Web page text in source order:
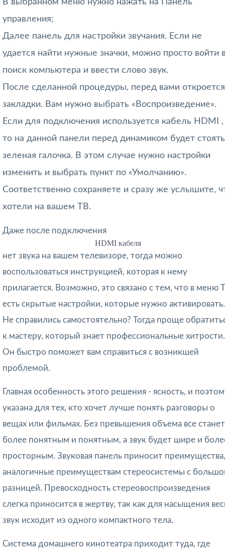
В выбранном меню нужно нажать на Панель
управления;
Далее панель для настройки звучания. Если не
удается найти нужные значки, можно просто войти
поиск компьютера и ввести слово звук.
После сделанной процедуры, перед вами
закладки. Вам нужно выбрать «Воспроизведение».
Если для подключения используется кабель HDMI ,
то на данной панели перед динамиком будет стоять
зеленая галочка. В этом случае нужно настройки
изменить и выбрать пункт по «Умолчанию».
Соответственно сохраняете и сразу же услышите,
хотели на вашем ТВ.
Даже после подключения
HDMI кабеля
нет звука на вашем телевизоре, тогда можно
воспользоваться инструкцией, которая к нему
прилагается. Возможно, это связано с тем, что в меню
есть скрытые настройки, которые нужно активировать.
Не справились самостоятельно? Тогда проще
к мастеру, который знает профессиональные хитрости.
Он быстро поможет вам справиться с возникшей
проблемой.
Главная особенность этого решения - ясность, и
указана для тех, кто хочет лучше понять разговоры о
вещах или фильмах. Без превышения объема все станет
более понятным и понятным, а звук будет шире и
просторным. Звуковая панель приносит преимущества,
аналогичные преимуществам стереосистемы с
разницей. Превосходность стереовоспроизведения
слегка приносится в жертву, так как для насыщения
звук исходит из одного компактного тела.
Система домашнего кинотеатра приходит туда, где